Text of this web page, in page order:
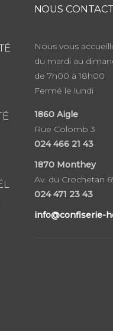
NOUS
Nous vous
du mardi au
de 7h00 à 18h00
Fermé le lundi
1860 Aigle
Rue Colomb 3
024 466 21 43
1870 Monthey
Av. du Crochetan
024 471 23 43
info@confiserie-